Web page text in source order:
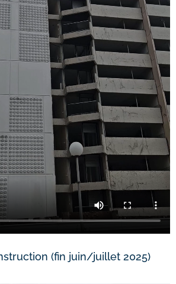
(fin juin/juillet 2025)